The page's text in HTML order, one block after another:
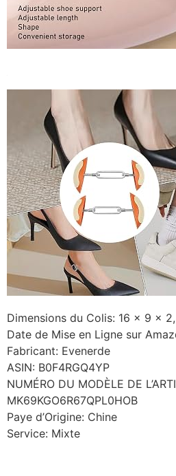
Dimensions du Colis: 16 x 9 x
Date de Mise en Ligne sur
Fabricant: Evenerde
ASIN: B0F4RGQ4YP
NUMÉRO DU MODÈLE DE
MK69KGO6R67QPL0HOB
Paye d’Origine: Chine
Service: Mixte